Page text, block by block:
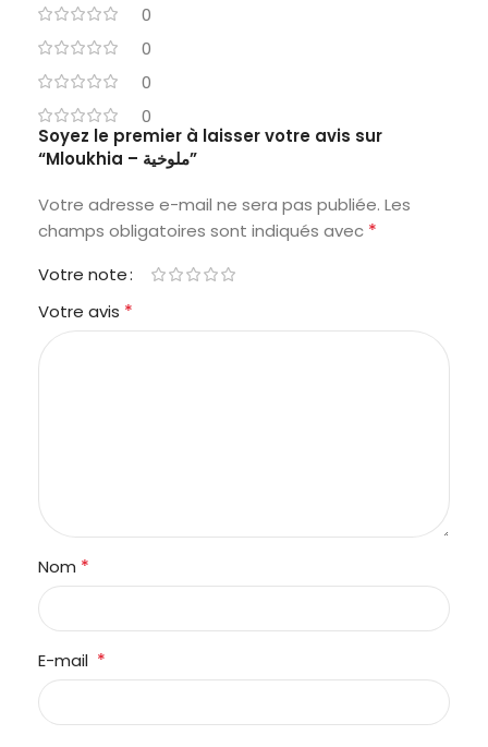
0
0
0
0
Soyez le premier à laisser votre avis sur
“Mloukhia – ملوخية”
Votre adresse e-mail ne sera pas publiée. Les
champs obligatoires sont indiqués avec *
Votre note
Votre avis *
Nom *
E-mail *